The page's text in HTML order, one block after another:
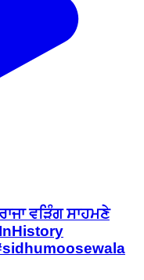
ਵੜਿੰਗ ਸਾਹਮਣੇ